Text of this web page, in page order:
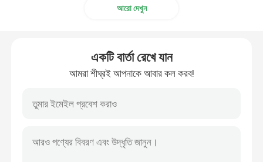
এসপ্রেসো বিন গ্রাইন্ডার
আউটডোর কফি পেষকদন্ত
হ্যান্ড কফি গ্রাইন্ডার
আরো দেখুন
একটি বার্তা রেখে যান
আমরা শীঘ্রই আপনাকে আবার কল করব!